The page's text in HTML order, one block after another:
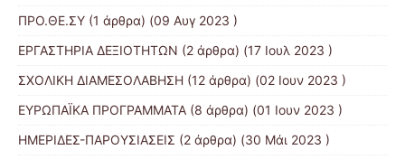
ΠΡΟ.ΘΕ.ΣΥ (1 άρθρα) (09 Αυγ 2023 )
ΕΡΓΑΣΤΗΡΙΑ ΔΕΞΙΟΤΗΤΩΝ (2 άρθρα) (17 Ιουλ 2023 )
ΣΧΟΛΙΚΗ ΔΙΑΜΕΣΟΛΑΒΗΣΗ (12 άρθρα) (02 Ιουν 2023 )
ΕΥΡΩΠΑΪΚΑ ΠΡΟΓΡΑΜΜΑΤΑ (8 άρθρα) (01 Ιουν 2023 )
ΗΜΕΡΙΔΕΣ-ΠΑΡΟΥΣΙΑΣΕΙΣ (2 άρθρα) (30 Μάι 2023 )